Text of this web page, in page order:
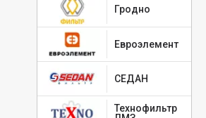
Гродно
Евроэлемент
СЕДАН
Технофильтр
039.1012040 TSN
Элемент фильтрующий масла
гидравлический ЦИТРОН